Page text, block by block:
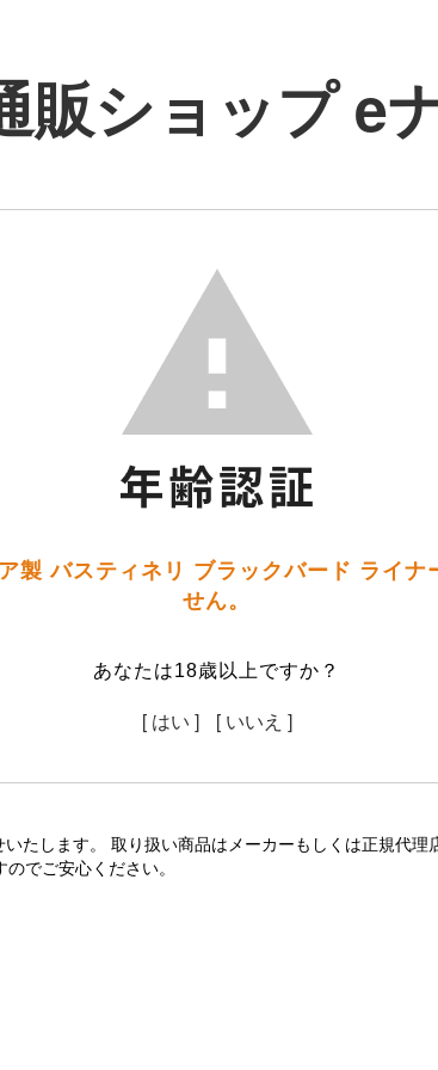
販ショップ e
製 バスティネリ ブラックバード ライ
せん。
あなたは18歳以上ですか？
[ はい ] [ いいえ ]
たします。 取り扱い商品はメーカーもしくは正規代理
でご安心ください。